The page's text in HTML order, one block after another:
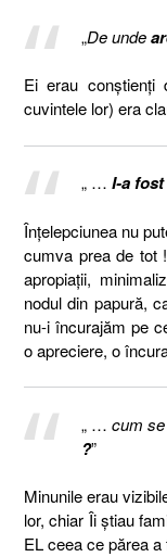
„De unde
Ei erau
cuvintele lor) era
„ … I-a fost
Înţelepciunea nu
cumva prea de tot
apropiaţii,
nodul din papură,
nu-i încurajăm pe
o apreciere, o
„ … cum
?”
Minunile erau
lor, chiar Îi ştiau
EL ceea ce părea a